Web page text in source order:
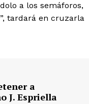
a los semáforos,
tardará en cruzarla
a
J. Espriella